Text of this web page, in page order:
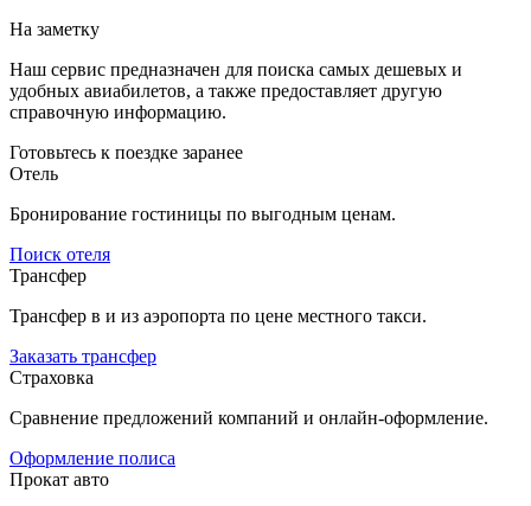
На заметку
Наш сервис предназначен для поиска самых дешевых и
удобных авиабилетов, а также предоставляет другую
справочную информацию.
Готовьтесь к поездке заранее
Отель
Бронирование гостиницы по выгодным ценам.
Поиск отеля
Трансфер
Трансфер в и из аэропорта по цене местного такси.
Заказать трансфер
Страховка
Сравнение предложений компаний и онлайн-оформление.
Оформление полиса
Прокат авто